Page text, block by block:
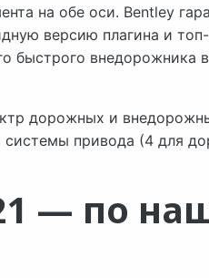
на обе оси. Bentley
версию плагина и
быстрого внедорожника
дорожных и
привода (4 для
— по